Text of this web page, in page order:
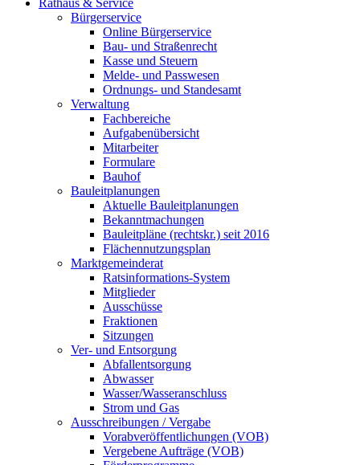
Rathaus & Service
Bürgerservice
Online Bürgerservice
Bau- und Straßenrecht
Kasse und Steuern
Melde- und Passwesen
Ordnungs- und Standesamt
Verwaltung
Fachbereiche
Aufgabenübersicht
Mitarbeiter
Formulare
Bauhof
Bauleitplanungen
Aktuelle Bauleitplanungen
Bekanntmachungen
Bauleitpläne (rechtskr.) seit 2016
Flächennutzungsplan
Marktgemeinderat
Ratsinformations-System
Mitglieder
Ausschüsse
Fraktionen
Sitzungen
Ver- und Entsorgung
Abfallentsorgung
Abwasser
Wasser/Wasseranschluss
Strom und Gas
Ausschreibungen / Vergabe
Vorabveröffentlichungen (VOB)
Vergebene Aufträge (VOB)